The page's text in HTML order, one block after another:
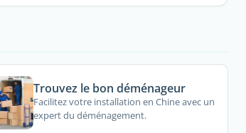
Trouvez le bon déménageur
Facilitez votre installation en Chine avec un
expert du déménagement.